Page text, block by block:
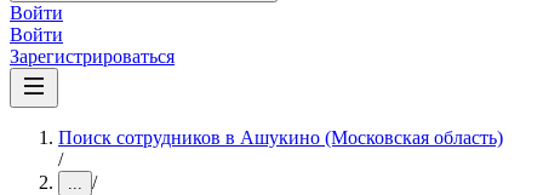
Войти
Войти
Зарегистрироваться
Поиск сотрудников в Ашукино (Московская область)
/
... /